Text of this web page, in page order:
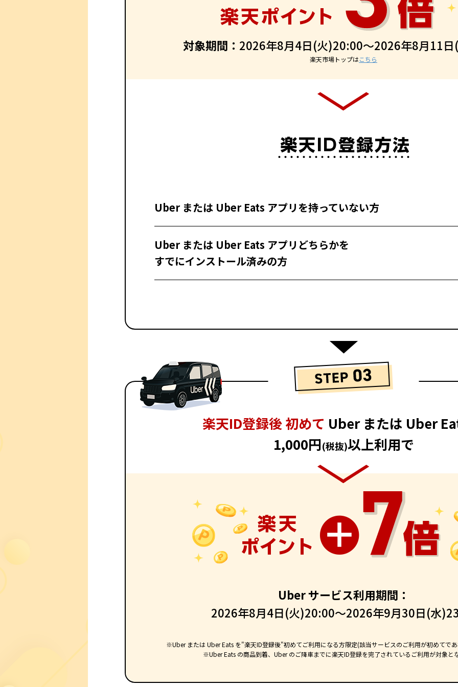
対象期間： 2026年8月4日(火)20:00～2026年8月11
楽天市場トップはこちら
Uber または Uber Eats アプリを持っていない方
Uber または Uber Eats アプリどちらかを
すでにインストール済みの方
楽天ID登録後 初めて Uber または Uber
1,000円(税抜)以上利用で
Uber サービス利用期間：
2026年8月4日(火)20:00～2026年9月30日(水
※Uber または Uber Eats を"楽天ID登録後"初めてご利用になる方限定(該当サービスのご利用が初めてで
※Uber Eats の商品到着、Uber のご降車までに楽天ID登録を完了されているご利用が対象と